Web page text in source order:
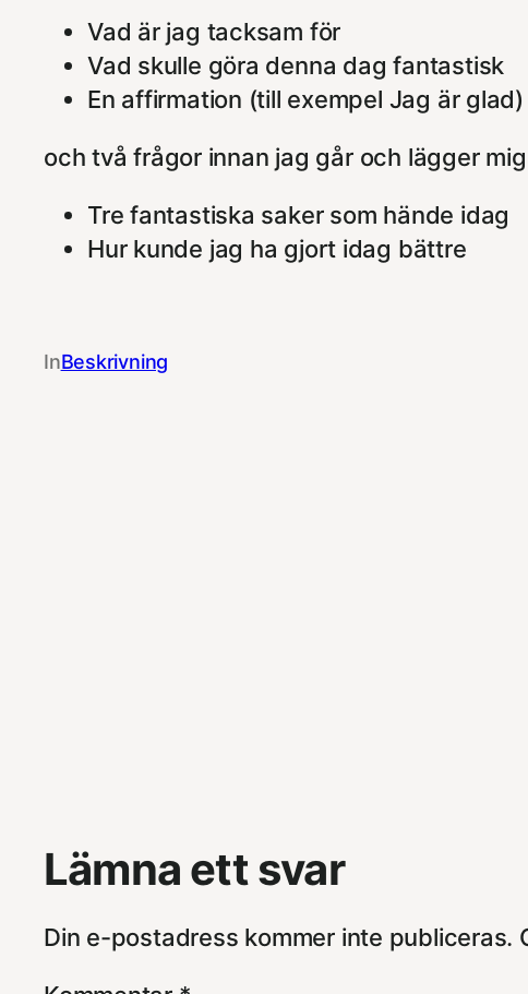
Vad är jag tacksam för
Vad skulle göra denna dag fantastisk
En affirmation (till exempel Jag är glad)
och två frågor innan jag går och lägger mig
Tre fantastiska saker som hände idag
Hur kunde jag ha gjort idag bättre
InBeskrivning
Lämna ett svar
Din e-postadress kommer inte publiceras.